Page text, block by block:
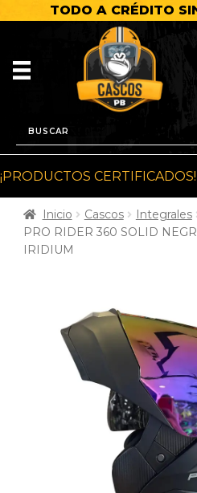
TODO A CRÉDITO
¡PRODUCTOS CERTIFICADOS!
Inicio Cascos Integrales
PRO RIDER 360 SOLID
IRIDIUM